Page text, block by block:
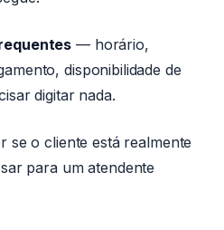
— horário,
disponibilidade de
digitar nada.
o cliente está realmente
para um atendente